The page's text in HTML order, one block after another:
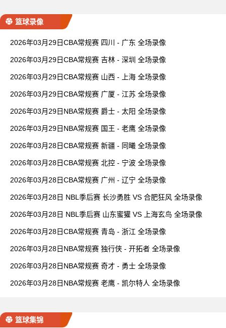
篮球录像
2026年03月29日CBA常规赛 四川 - 广东 全场录像
2026年03月29日CBA常规赛 吉林 - 深圳 全场录像
2026年03月29日CBA常规赛 山西 - 上海 全场录像
2026年03月29日CBA常规赛 广厦 - 江苏 全场录像
2026年03月29日NBA常规赛 爵士 - 太阳 全场录像
2026年03月29日NBA常规赛 国王 - 老鹰 全场录像
2026年03月28日CBA常规赛 新疆 - 同曦 全场录像
2026年03月28日CBA常规赛 北控 - 宁波 全场录像
2026年03月28日CBA常规赛 广州 - 辽宁 全场录像
2026年03月28日 NBL季后赛 长沙勇胜 VS 合肥狂风 全场录像
2026年03月28日 NBL季后赛 山东蜜獾 VS 上海玄鸟 全场录像
2026年03月28日CBA常规赛 青岛 - 浙江 全场录像
2026年03月28日NBA常规赛 独行侠 - 开拓者 全场录像
2026年03月28日NBA常规赛 奇才 - 勇士 全场录像
2026年03月28日NBA常规赛 老鹰 - 凯尔特人 全场录像
篮球集锦